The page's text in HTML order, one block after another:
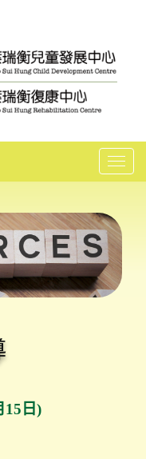
T
g
e
15日)